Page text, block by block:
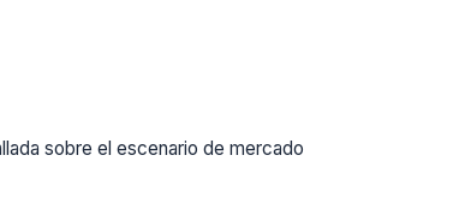
sobre el escenario de mercado